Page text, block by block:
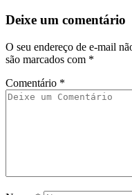
Deixe um comentário
O seu endereço de e-mail
são marcados com *
Comentário *